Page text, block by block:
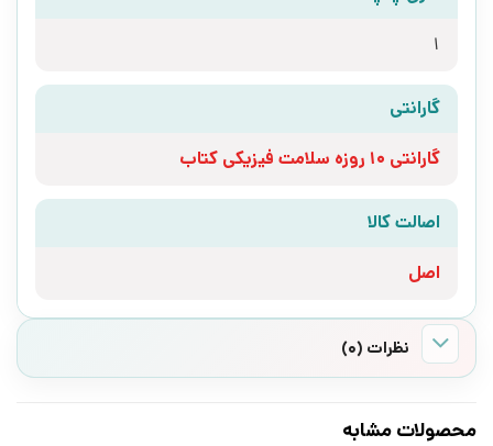
1
گارانتی
گارانتی 10 روزه سلامت فیزیکی کتاب
اصالت کالا
اصل
نظرات (0)
محصولات مشابه